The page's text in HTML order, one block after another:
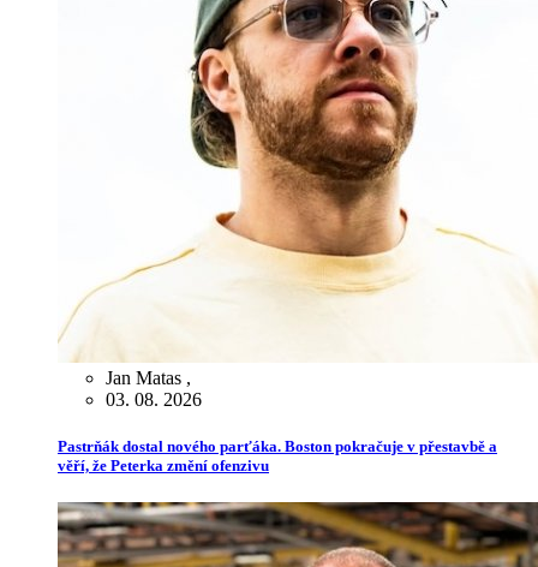
Jan Matas ,
03. 08. 2026
Pastrňák dostal nového parťáka. Boston pokračuje v přestavbě a
věří, že Peterka změní ofenzivu